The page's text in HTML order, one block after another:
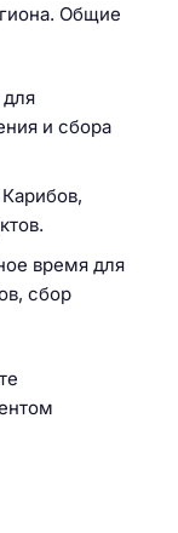
Общие
и сбора
время для
сбор